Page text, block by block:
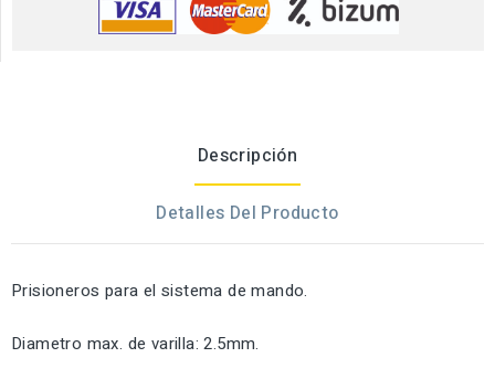
Descripción
Detalles Del Producto
Prisioneros para el sistema de mando.
Diametro max. de varilla: 2.5mm.